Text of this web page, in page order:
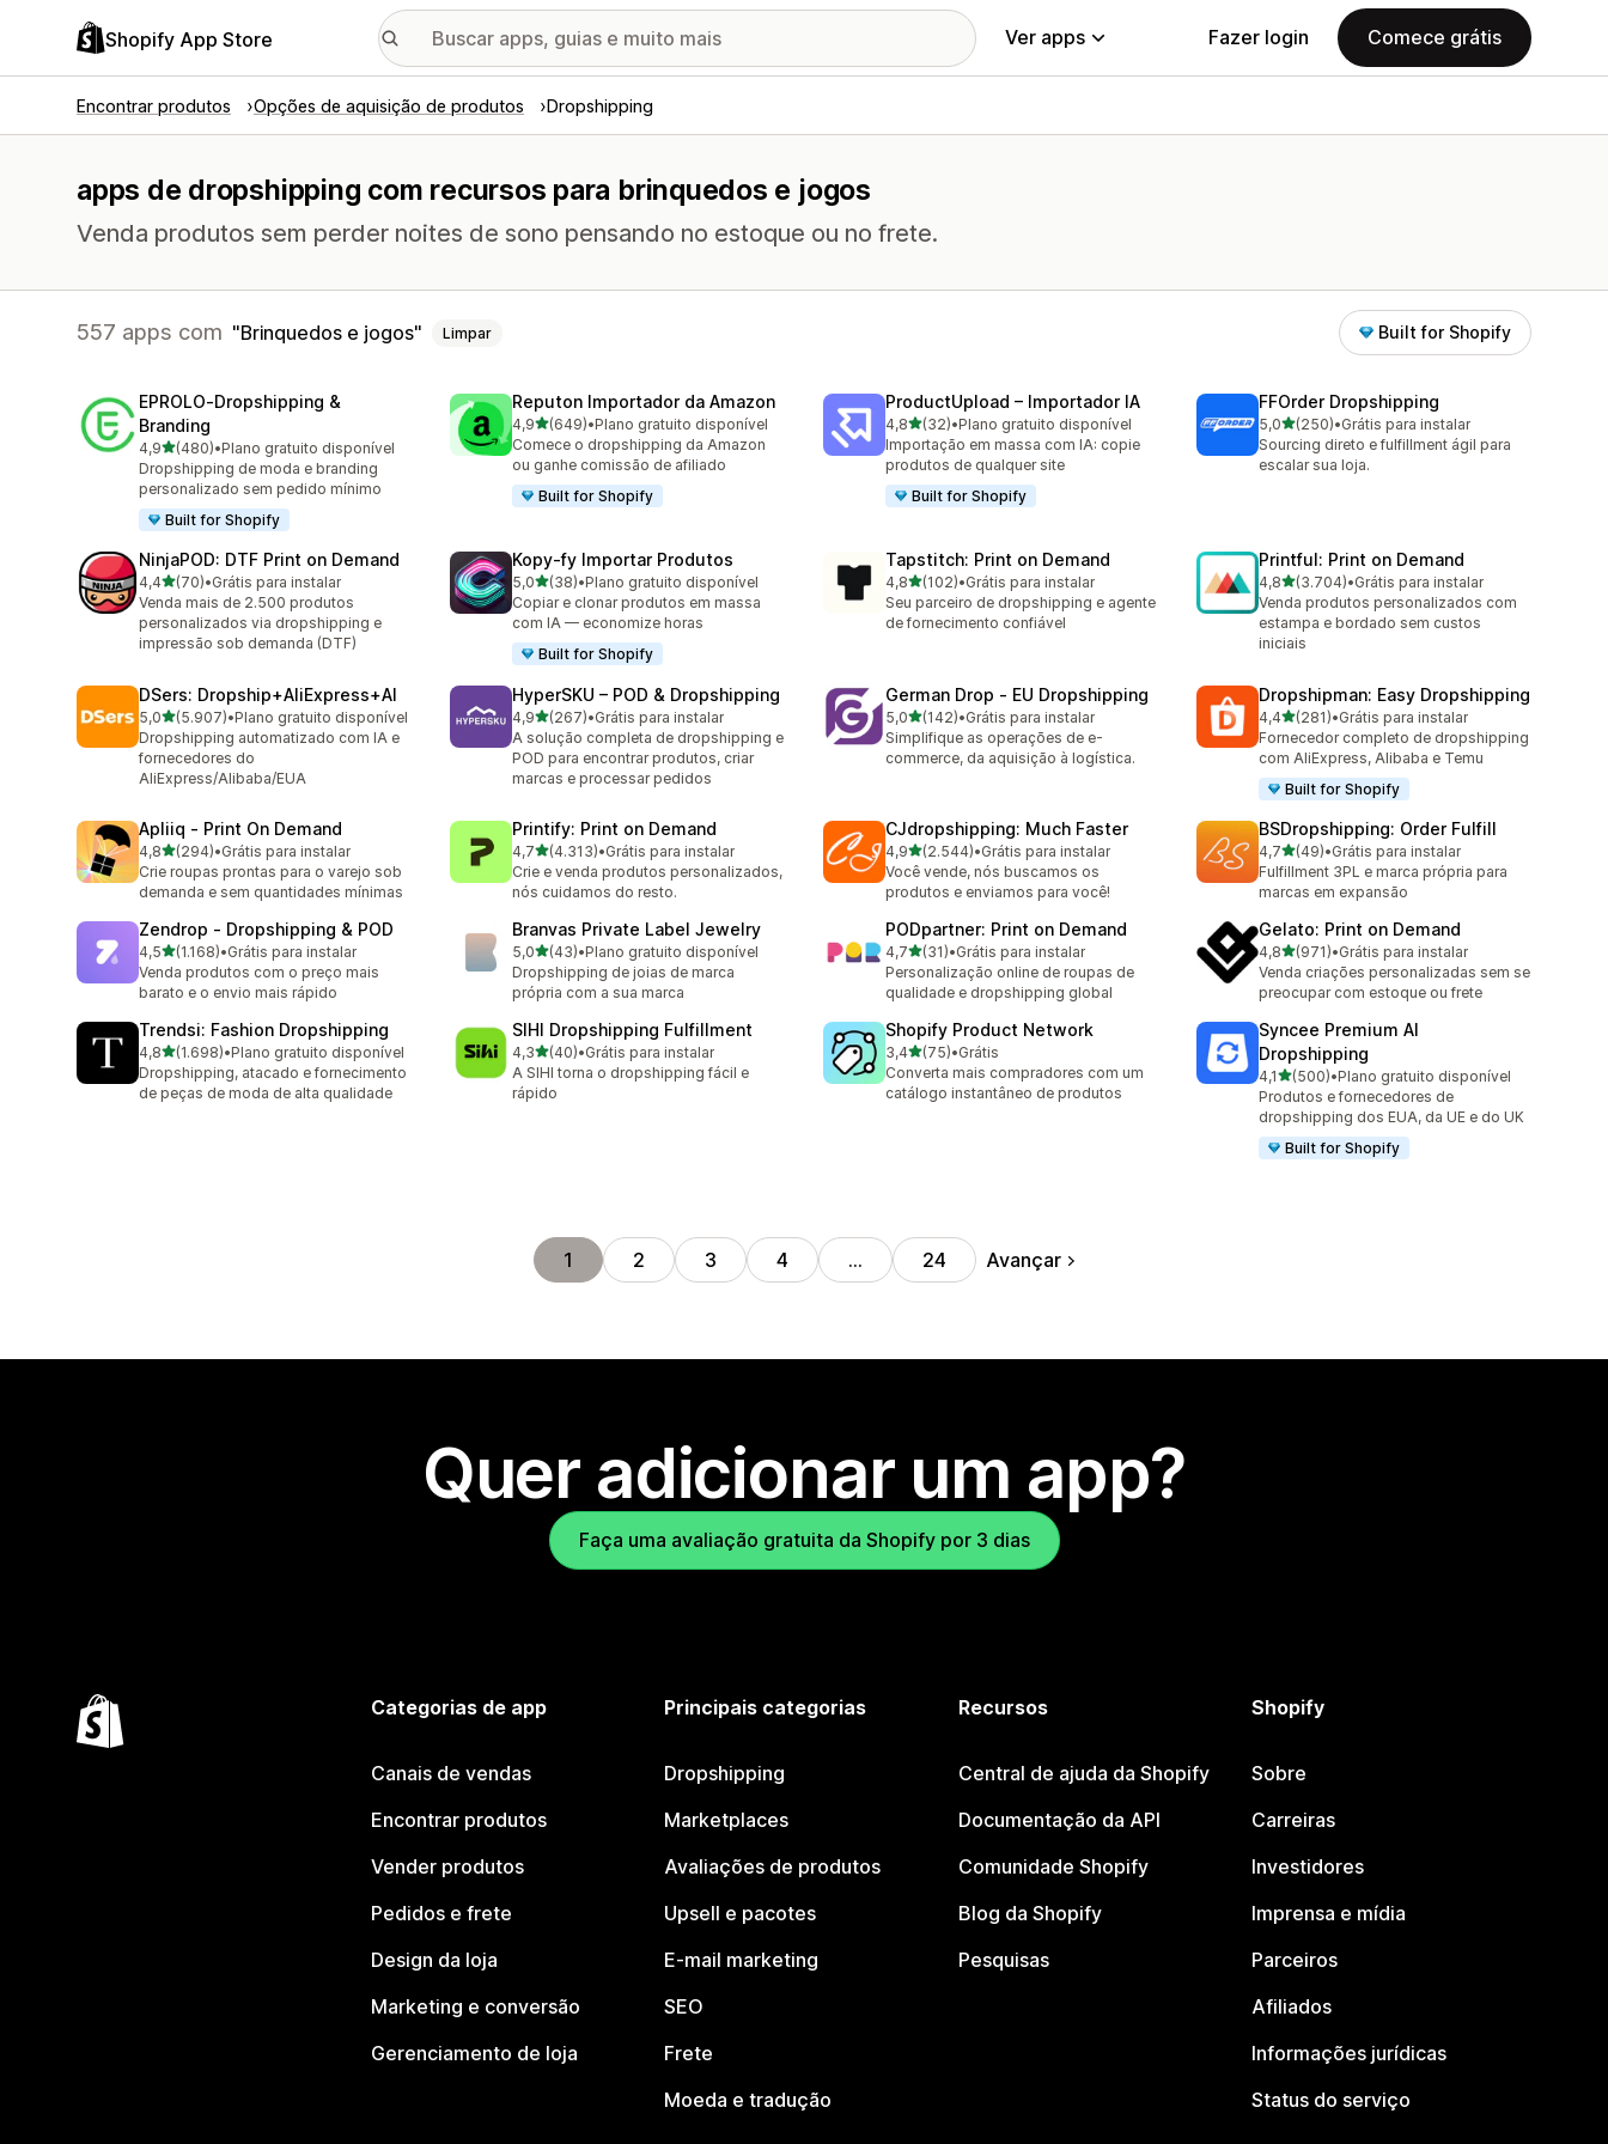
Shopify App Store Ver apps Fazer login Comece grátis
Encontrar produtos Opções de aquisição de produtos Dropshipping
apps de dropshipping com recursos para brinquedos e jogos
Venda produtos sem perder noites de sono pensando no estoque ou no frete.
557 apps com Brinquedos e jogos Limpar Built for Shopify
EPROLO‑Dropshipping &
Branding
4,9de 5 estrelas
(480)
480 avaliações ao todo
•Plano gratuito disponível
Dropshipping de moda e branding
personalizado sem pedido mínimo
Built for Shopify
Reputon Importador da Amazon
4,9de 5 estrelas
(649)
649 avaliações ao todo
•Plano gratuito disponível
Comece o dropshipping da Amazon
ou ganhe comissão de afiliado
Built for Shopify
ProductUpload – Importador IA
4,8de 5 estrelas
(32)
32 avaliações ao todo
•Plano gratuito disponível
Importação em massa com IA: copie
produtos de qualquer site
Built for Shopify
FFOrder Dropshipping
5,0de 5 estrelas
(250)
250 avaliações ao todo
•Grátis para instalar
Sourcing direto e fulfillment ágil para
escalar sua loja.
NinjaPOD: DTF Print on Demand
4,4de 5 estrelas
(70)
70 avaliações ao todo
•Grátis para instalar
Venda mais de 2.500 produtos
personalizados via dropshipping e
impressão sob demanda (DTF)
Kopy‑fy Importar Produtos
5,0de 5 estrelas
(38)
38 avaliações ao todo
•Plano gratuito disponível
Copiar e clonar produtos em massa
com IA — economize horas
Built for Shopify
Tapstitch: Print on Demand
4,8de 5 estrelas
(102)
102 avaliações ao todo
•Grátis para instalar
Seu parceiro de dropshipping e agente
de fornecimento confiável
Printful: Print on Demand
4,8de 5 estrelas
(3.704)
3704 avaliações ao todo
•Grátis para instalar
Venda produtos personalizados com
estampa e bordado sem custos
iniciais
DSers: Dropship+AliExpress+AI
5,0de 5 estrelas
(5.907)
5907 avaliações ao todo
•Plano gratuito disponível
Dropshipping automatizado com IA e
fornecedores do
AliExpress/Alibaba/EUA
HyperSKU – POD & Dropshipping
4,9de 5 estrelas
(267)
267 avaliações ao todo
•Grátis para instalar
A solução completa de dropshipping e
POD para encontrar produtos, criar
marcas e processar pedidos
German Drop ‑ EU Dropshipping
5,0de 5 estrelas
(142)
142 avaliações ao todo
•Grátis para instalar
Simplifique as operações de e-
commerce, da aquisição à logística.
Dropshipman: Easy Dropshipping
4,4de 5 estrelas
(281)
281 avaliações ao todo
•Grátis para instalar
Fornecedor completo de dropshipping
com AliExpress, Alibaba e Temu
Built for Shopify
Apliiq ‑ Print On Demand
4,8de 5 estrelas
(294)
294 avaliações ao todo
•Grátis para instalar
Crie roupas prontas para o varejo sob
demanda e sem quantidades mínimas
Printify: Print on Demand
4,7de 5 estrelas
(4.313)
4313 avaliações ao todo
•Grátis para instalar
Crie e venda produtos personalizados,
nós cuidamos do resto.
CJdropshipping: Much Faster
4,9de 5 estrelas
(2.544)
2544 avaliações ao todo
•Grátis para instalar
Você vende, nós buscamos os
produtos e enviamos para você!
BSDropshipping: Order Fulfill
4,7de 5 estrelas
(49)
49 avaliações ao todo
•Grátis para instalar
Fulfillment 3PL e marca própria para
marcas em expansão
Zendrop ‑ Dropshipping & POD
4,5de 5 estrelas
(1.168)
1168 avaliações ao todo
•Grátis para instalar
Venda produtos com o preço mais
barato e o envio mais rápido
Branvas Private Label Jewelry
5,0de 5 estrelas
(43)
43 avaliações ao todo
•Plano gratuito disponível
Dropshipping de joias de marca
própria com a sua marca
PODpartner: Print on Demand
4,7de 5 estrelas
(31)
31 avaliações ao todo
•Grátis para instalar
Personalização online de roupas de
qualidade e dropshipping global
Gelato: Print on Demand
4,8de 5 estrelas
(971)
971 avaliações ao todo
•Grátis para instalar
Venda criações personalizadas sem se
preocupar com estoque ou frete
Trendsi: Fashion Dropshipping
4,8de 5 estrelas
(1.698)
1698 avaliações ao todo
•Plano gratuito disponível
Dropshipping, atacado e fornecimento
de peças de moda de alta qualidade
SIHI Dropshipping Fulfillment
4,3de 5 estrelas
(40)
40 avaliações ao todo
•Grátis para instalar
A SIHI torna o dropshipping fácil e
rápido
Shopify Product Network
3,4de 5 estrelas
(75)
75 avaliações ao todo
•Grátis
Converta mais compradores com um
catálogo instantâneo de produtos
Syncee Premium AI
Dropshipping
4,1de 5 estrelas
(500)
500 avaliações ao todo
•Plano gratuito disponível
Produtos e fornecedores de
dropshipping dos EUA, da UE e do UK
Built for Shopify
1 2 3 4 … 24 Avançar
Quer adicionar um app?
Faça uma avaliação gratuita da Shopify por 3 dias
Categorias de app
Canais de vendas
Encontrar produtos
Vender produtos
Pedidos e frete
Design da loja
Marketing e conversão
Gerenciamento de loja
Principais categorias
Dropshipping
Marketplaces
Avaliações de produtos
Upsell e pacotes
E-mail marketing
SEO
Frete
Moeda e tradução
Recursos
Central de ajuda da Shopify
Documentação da API
Comunidade Shopify
Blog da Shopify
Pesquisas
Shopify
Sobre
Carreiras
Investidores
Imprensa e mídia
Parceiros
Afiliados
Informações jurídicas
Status do serviço